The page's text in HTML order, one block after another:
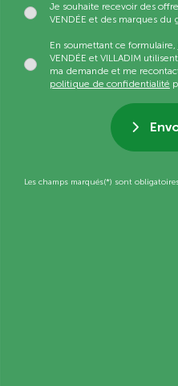
Je souhaite recevoir des
VENDÉE et des marques du
En soumettant ce formulaire,
VENDÉE et VILLADIM
ma demande et me
politique de confidentialité
Les champs marqués(*) sont